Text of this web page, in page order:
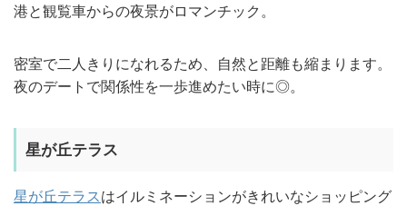
港と観覧車からの夜景がロマンチック。
密室で二人きりになれるため、自然と距離も縮まります。
夜のデートで関係性を一歩進めたい時に◎。
星が丘テラス
星が丘テラス はイルミネーションがきれいなショッピング